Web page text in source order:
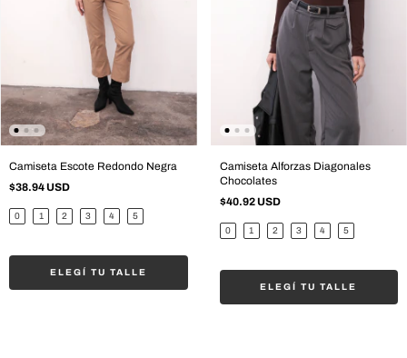
Camiseta Escote Redondo Negra
$38.94 USD
0 1 2 3 4 5
ELEGÍ TU TALLE
Camiseta Alforzas Diagonales
Chocolates
$40.92 USD
0 1 2 3 4 5
ELEGÍ TU TALLE